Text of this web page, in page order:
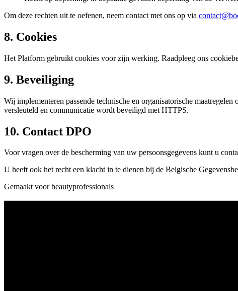
Om deze rechten uit te oefenen, neem contact met ons op via
8. Cookies
Het Platform gebruikt cookies voor zijn werking. Raadpleeg ons
9. Beveiliging
Wij implementeren passende technische en organisatorische
versleuteld en communicatie wordt beveiligd met HTTPS.
10. Contact DPO
Voor vragen over de bescherming van uw persoonsgegevens kunt u
U heeft ook het recht een klacht in te dienen bij de Belgische
Gemaakt voor beautyprofessionals